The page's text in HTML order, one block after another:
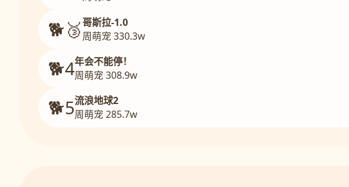
🐕🥉哥斯拉-1.0
周萌宠 330.3w
🐕4年会不能停！
周萌宠 308.9w
🐕5流浪地球2
周萌宠 285.7w